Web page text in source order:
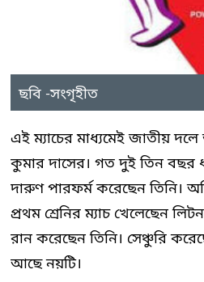
ছবি -সংগৃহীত
এই ম্যাচের মাধ্যমেই জাতীয়
কুমার দাসের। গত দুই তিন বছর
দারুণ পারফর্ম করেছেন তিনি।
প্রথম শ্রেনির ম্যাচ খেলেছেন
রান করেছেন তিনি। সেঞ্চুরি
আছে নয়টি।